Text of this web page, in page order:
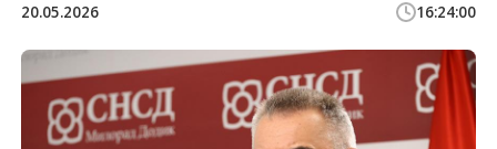
20.05.2026 16:24:00